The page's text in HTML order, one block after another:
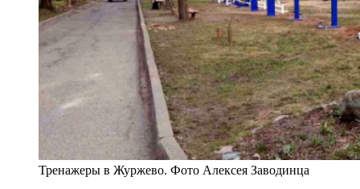
Тренажеры в Журжево. Фото Алексея Заводинца